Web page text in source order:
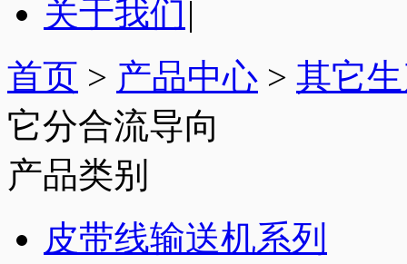
关于我们 |
首页 > 产品中心 > 其它
它分合流导向
产品类别
皮带线输送机系列